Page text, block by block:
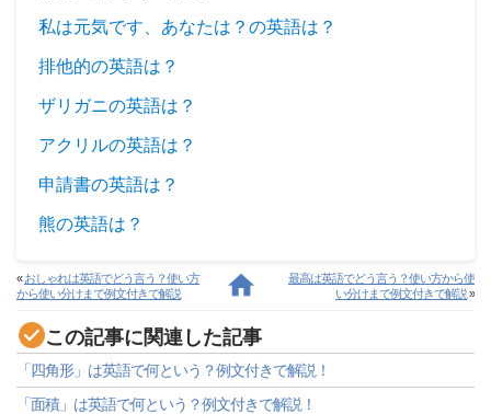
私は元気です、あなたは？の英語は？
排他的の英語は？
ザリガニの英語は？
アクリルの英語は？
申請書の英語は？
熊の英語は？
«おしゃれは英語でどう言う？使い方
から使い分けまで例文付きで解説
最高は英語でどう言う？使い方から使
い分けまで例文付きで解説»
この記事に関連した記事
「四角形」は英語で何という？例文付きで解説！
「面積」は英語で何という？例文付きで解説！